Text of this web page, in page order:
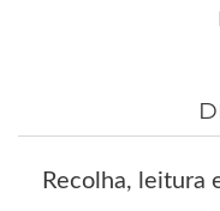
Recolha, leitura